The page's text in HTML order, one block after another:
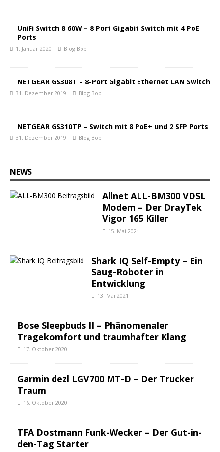
UniFi Switch 8 60W – 8 Port Gigabit Switch mit 4 PoE
Ports
1. Januar 2020 Blog Bob
NETGEAR GS308T – 8-Port Gigabit Ethernet LAN Switch
31. Dezember 2019 Blog Bob
NETGEAR GS310TP – Switch mit 8 PoE+ und 2 SFP Ports
31. Dezember 2019 Blog Bob
NEWS
Allnet ALL-BM300 VDSL
Modem – Der DrayTek
Vigor 165 Killer
15. Mai 2021
Shark IQ Self-Empty – Ein
Saug-Roboter in
Entwicklung
13. Mai 2021
Bose Sleepbuds II – Phänomenaler
Tragekomfort und traumhafter Klang
17. Oktober 2020
Garmin dezl LGV700 MT-D – Der Trucker
Traum
16. Oktober 2020
TFA Dostmann Funk-Wecker – Der Gut-in-
den-Tag Starter